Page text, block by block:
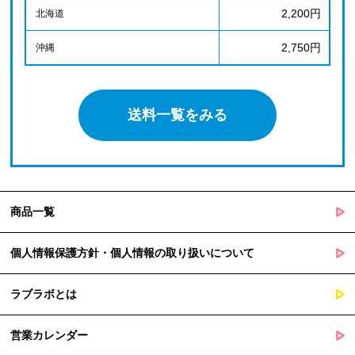
北海道 2,200円
沖縄 2,750円
送料一覧をみる
商品一覧
個人情報保護方針・個人情報の取り扱いについて
ラブラボとは
営業カレンダー